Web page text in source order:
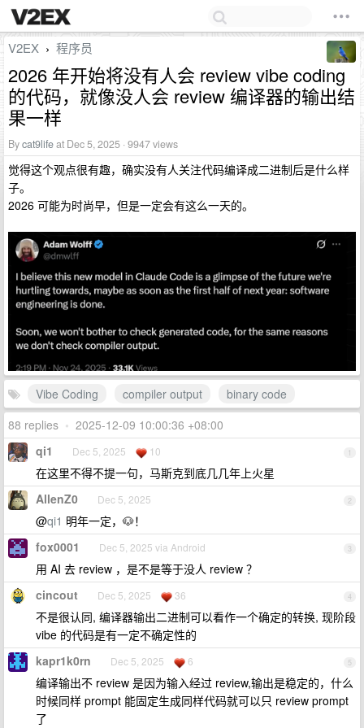
V2EX › 程序员
2026 年开始将没有人会 review vibe coding
的代码，就像没人会 review 编译器的输出结
果一样
Bycat9lifeat Dec 5, 2025 · 9947 views
觉得这个观点很有趣，确实没有人关注代码编译成二进制后是什么样
子。
2026 可能为时尚早，但是一定会有这么一天的。
Vibe Coding compiler output
binary code
88 replies • 2025-12-09 10:00:36 +08:00
1
qi1 Dec 5, 2025 10
在这里不得不提一句，马斯克到底几几年上火星
2
AllenZ0 Dec 5, 2025
@qi1 明年一定，🐶！
3
fox0001 Dec 5, 2025 via Android
用 AI 去 review ，是不是等于没人 review ？
4
cincout Dec 5, 2025 36
不是很认同, 编译器输出二进制可以看作一个确定的转换, 现阶段
vibe 的代码是有一定不确定性的
5
kapr1k0rn Dec 5, 2025 6
编译输出不 review 是因为输入经过 review,输出是稳定的，什么
时候同样 prompt 能固定生成同样代码就可以只 review prompt
了